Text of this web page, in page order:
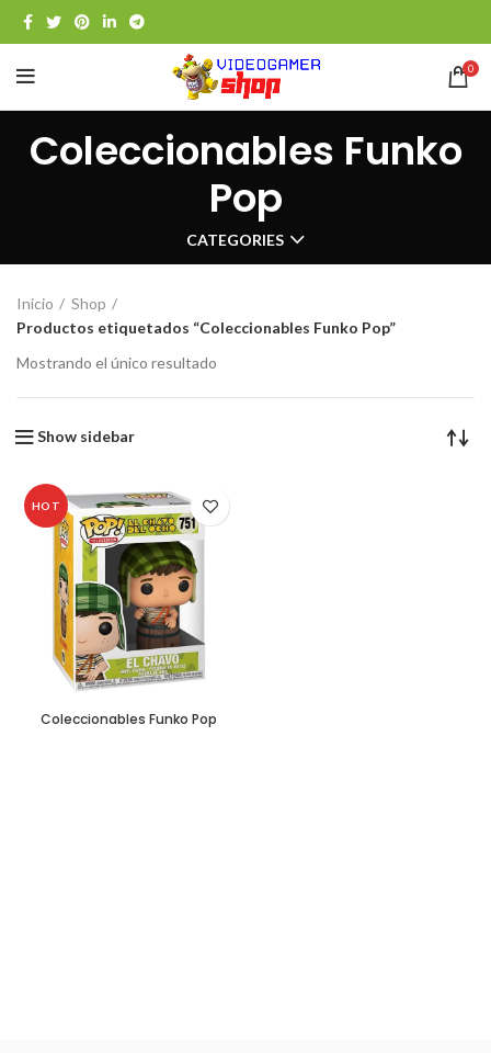
0
Coleccionables Funko
Pop
CATEGORIES
Inicio
Shop
Productos etiquetados “Coleccionables Funko Pop”
Mostrando el único resultado
Show sidebar
HOT
Coleccionables Funko Pop